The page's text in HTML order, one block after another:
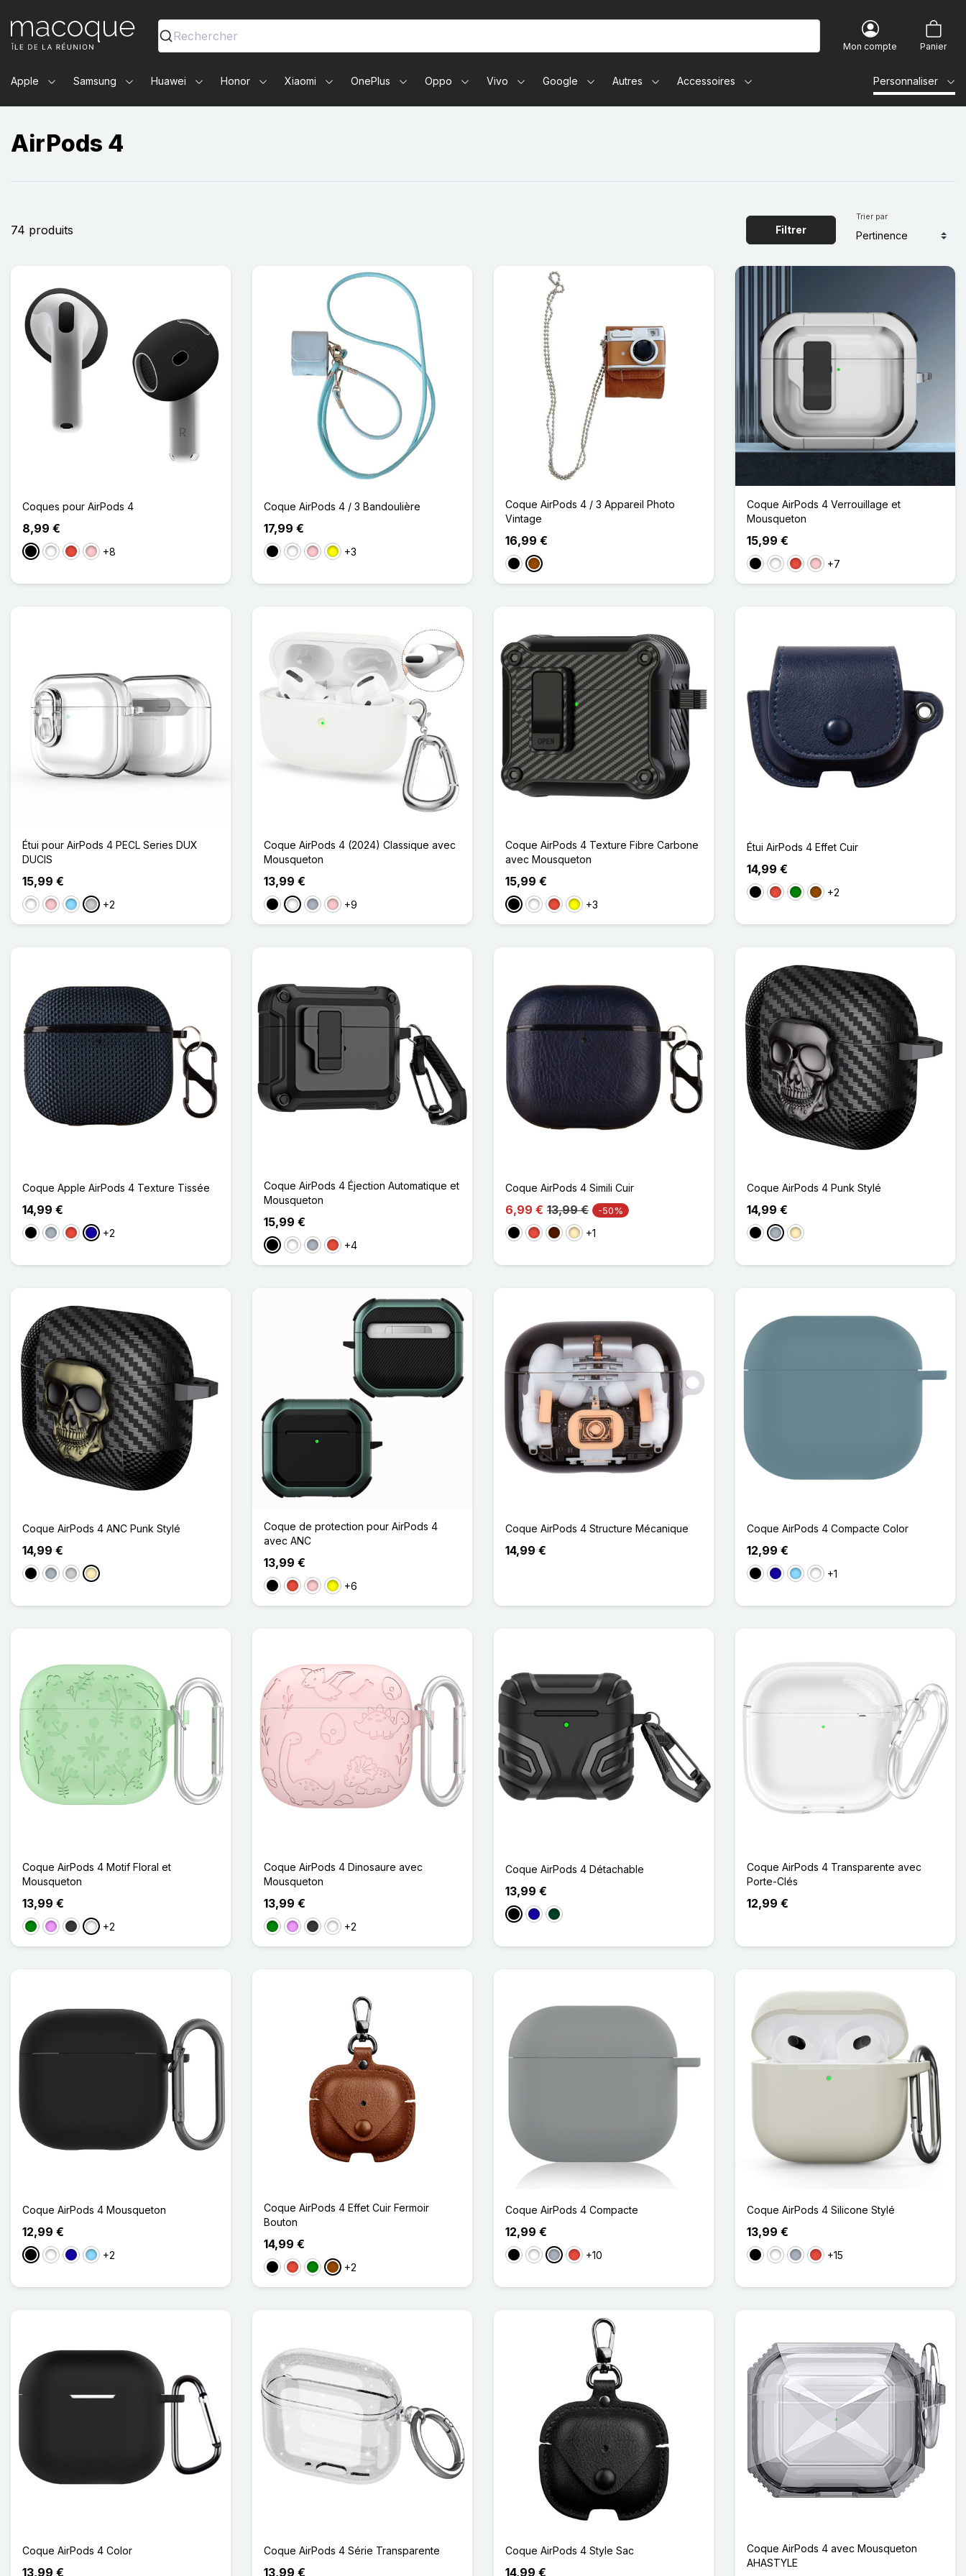
Ma Coque - Coques et Accessoires pour smartphones et tablettes
Rechercher
Mon compte Panier
Apple Samsung Huawei Honor Xiaomi OnePlus Oppo Vivo Google Autres Accessoires Personnaliser
AirPods 4
74 produits Filtrer
Trier par
Coques pour AirPods 4
8,99 €
NoirBlancRougeRose+8
Coque AirPods 4 / 3 Bandoulière
17,99 €
NoirBlancRoseJaune
+3
Coque AirPods 4 / 3 Appareil Photo
Vintage
16,99 €
NoirMarron
Coque AirPods 4 Verrouillage et
Mousqueton
15,99 €
NoirBlancRougeRose+7
Étui pour AirPods 4 PECL Series DUX
DUCIS
15,99 €
BlancRoseBleu Clair
Transparent
+2
Coque AirPods 4 (2024) Classique avec
Mousqueton
13,99 €
NoirBlancGris Rose+9
Coque AirPods 4 Texture Fibre Carbone
avec Mousqueton
15,99 €
NoirBlancRougeJaune
+3
Étui AirPods 4 Effet Cuir
14,99 €
NoirRougeVertMarron
+2
Coque Apple AirPods 4 Texture Tissée
14,99 €
NoirGris RougeBleu Foncé
+2
Coque AirPods 4 Éjection Automatique et
Mousqueton
15,99 €
NoirBlancGris Rouge
+4
Coque AirPods 4 Simili Cuir
6,99 € 13,99 € -50%
NoirRougeMarron Foncé
Marron Clair
+1
Coque AirPods 4 Punk Stylé
14,99 €
NoirGris Doré
Coque AirPods 4 ANC Punk Stylé
14,99 €
NoirGris Argenté
Doré
Coque de protection pour AirPods 4
avec ANC
13,99 €
NoirRougeRoseJaune
+6
Coque AirPods 4 Structure Mécanique
14,99 €
Coque AirPods 4 Compacte Color
12,99 €
NoirBleu Foncé
Bleu Clair
Rose Clair
+1
Coque AirPods 4 Motif Floral et
Mousqueton
13,99 €
VertViolet Clair
Gris foncé
Vert Matcha
+2
Coque AirPods 4 Dinosaure avec
Mousqueton
13,99 €
VertViolet Clair
Gris foncé
Vert Matcha
+2
Coque AirPods 4 Détachable
13,99 €
NoirBleu Foncé
Vert Noirâtre
Coque AirPods 4 Transparente avec
Porte-Clés
12,99 €
Coque AirPods 4 Mousqueton
12,99 €
NoirBlancBleu Foncé
Bleu Clair
+2
Coque AirPods 4 Effet Cuir Fermoir
Bouton
14,99 €
NoirRougeVertMarron
+2
Coque AirPods 4 Compacte
12,99 €
NoirBlancGris Rouge
+10
Coque AirPods 4 Silicone Stylé
13,99 €
NoirBlancGris Rouge
+15
Coque AirPods 4 Color
13,99 €
Coque AirPods 4 Série Transparente
13,99 €
Coque AirPods 4 Style Sac
14,99 €
Coque AirPods 4 avec Mousqueton
AHASTYLE